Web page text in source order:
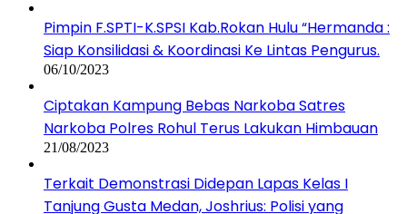
Pimpin F.SPTI-K.SPSI Kab.Rokan Hulu “Hermanda :
Siap Konsilidasi & Koordinasi Ke Lintas Pengurus.
06/10/2023
Ciptakan Kampung Bebas Narkoba Satres
Narkoba Polres Rohul Terus Lakukan Himbauan
21/08/2023
Terkait Demonstrasi Didepan Lapas Kelas I
Tanjung Gusta Medan, Joshrius: Polisi yang